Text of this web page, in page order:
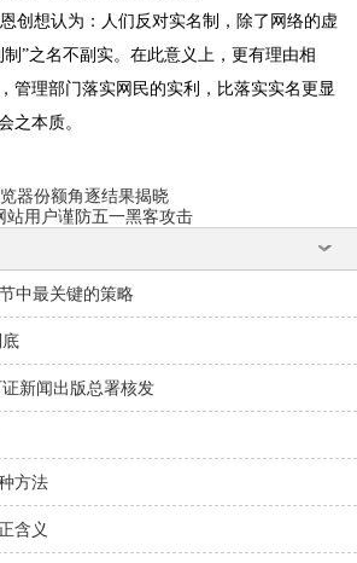
创想认为：人们反对实名制，除了网络的虚
”之名不副实。在此意义上，更有理由相
管理部门落实网民的实利，比落实实名更显
之本质。
器份额角逐结果揭晓
站用户谨防五一黑客攻击
中最关键的策略
新闻出版总署核发
方法
含义